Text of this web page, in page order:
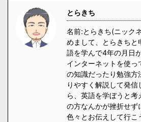
とらきち
名前:とらきち(ニック
めまして、とらきちと
語を学んで4年の月日
インターネットを使
の知識だったり勉強方
りやすく解説して発
ら、英語を学ぼうと
の方なんかが挫折せず
色々とお伝えして行こ